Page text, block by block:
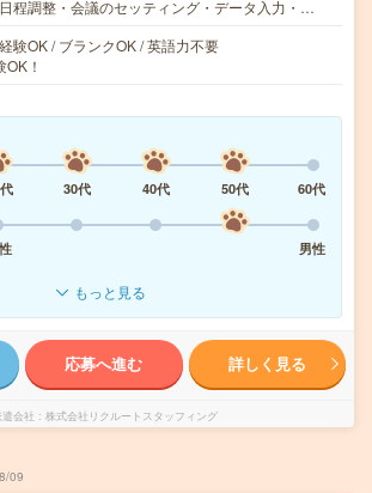
程調整・会議のセッティング・データ入力・…
験OK / ブランクOK / 英語力不要
！
30代 40代 50代
60代
男性
もっと見る
応募へ進む 詳しく見る
会社 株式会社リクルートスタッフィング
09